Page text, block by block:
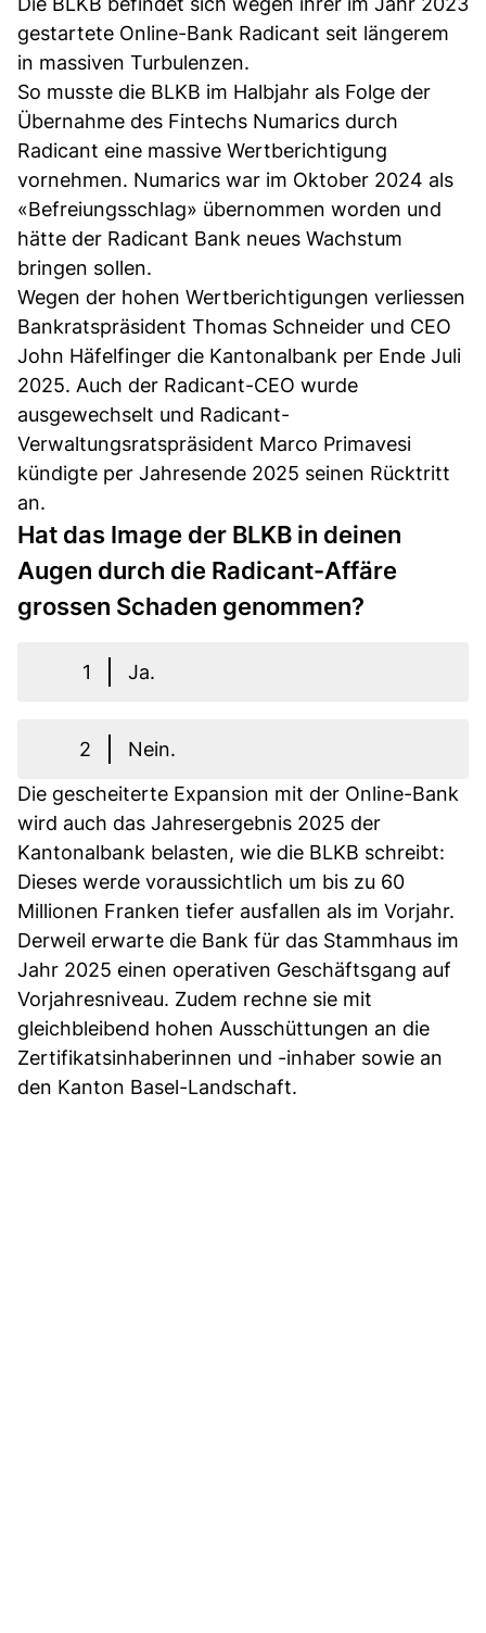
gestartete Online-Bank Radicant seit längerem
in massiven Turbulenzen.
So musste die BLKB im Halbjahr als Folge der
Übernahme des Fintechs Numarics durch
Radicant eine massive Wertberichtigung
vornehmen. Numarics war im Oktober 2024 als
«Befreiungsschlag» übernommen worden und
hätte der Radicant Bank neues Wachstum
bringen sollen.
Wegen der hohen Wertberichtigungen verliessen
Bankratspräsident Thomas Schneider und CEO
John Häfelfinger die Kantonalbank per Ende Juli
2025. Auch der Radicant-CEO wurde
ausgewechselt und Radicant-
Verwaltungsratspräsident Marco Primavesi
kündigte per Jahresende 2025 seinen Rücktritt
an.
Hat das Image der BLKB in deinen
Augen durch die Radicant-Affäre
grossen Schaden genommen?
1 Ja.
2
Nein.
Die gescheiterte Expansion mit der Online-Bank
wird auch das Jahresergebnis 2025 der
Kantonalbank belasten, wie die BLKB schreibt:
Dieses werde voraussichtlich um bis zu 60
Millionen Franken tiefer ausfallen als im Vorjahr.
Derweil erwarte die Bank für das Stammhaus im
Jahr 2025 einen operativen Geschäftsgang auf
Vorjahresniveau. Zudem rechne sie mit
gleichbleibend hohen Ausschüttungen an die
Zertifikatsinhaberinnen und -inhaber sowie an
den Kanton Basel-Landschaft.